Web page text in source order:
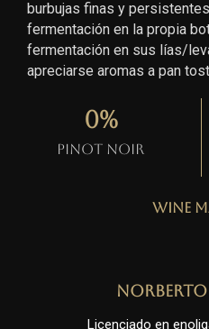
burbujas finas y
fermentación en la propia
fermentación en sus lías/
apreciarse aromas a pan
Pinot Noir
0%
Wine
Licenciado en